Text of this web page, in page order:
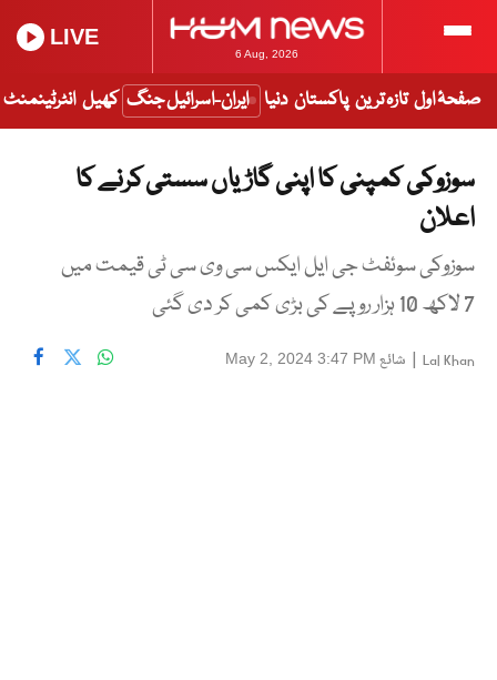
6 Aug, 2026
LIVE
صفحۂ اول تازہ ترین پاکستان دنیا ایران-اسرائیل جنگ کھیل انٹرٹینمنٹ
سوزوکی کمپنی کا اپنی گاڑیاں سستی کرنے کا
اعلان
سوزوکی سوئفٹ جی ایل ایکس سی وی سی ٹی قیمت میں
7 لاکھ 10 ہزار روپے کی بڑی کمی کر دی گئی
Lal Khan
| شائع May 2, 2024 3:47 PM